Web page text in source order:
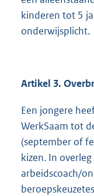
kinderen tot 5
onderwijsplicht.
Artikel 3.
Een jongere
WerkSaam tot
(september of
kizen. In
arbeidscoach/